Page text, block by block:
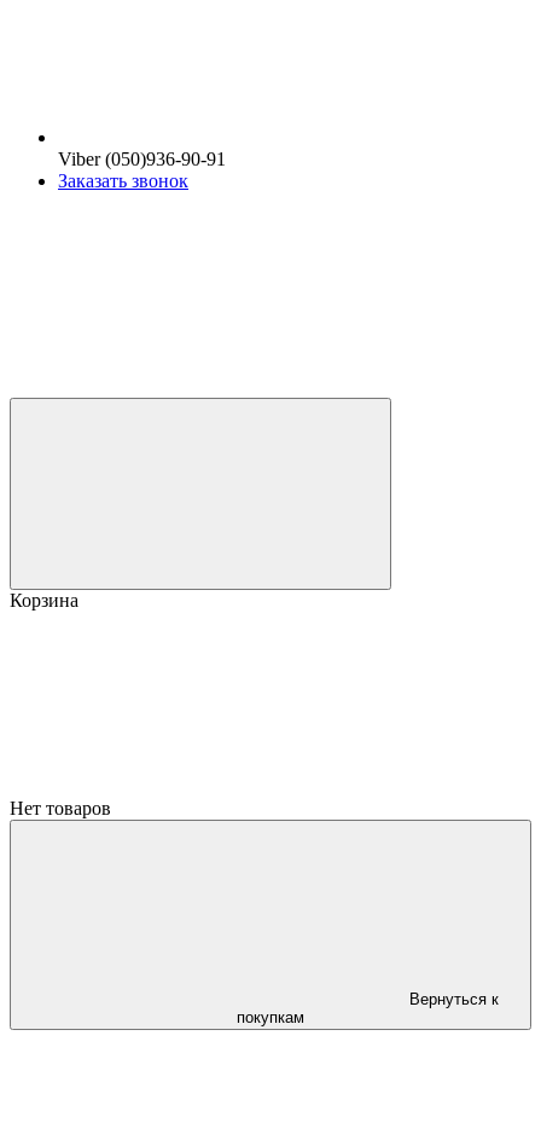
Viber (050)936-90-91
Заказать звонок
Корзина
Нет товаров
Вернуться к
покупкам